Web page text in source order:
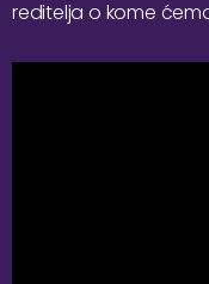
reditelja o kome